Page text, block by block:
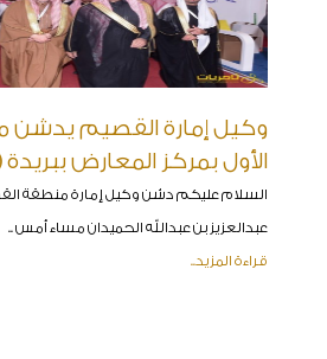
وكيل إمارة القصيم يدشن
الأول بمركز المعارض ببريدة ( 170 صورة
السلام عليكم دشن وكيل إمارة منطقة
عبدالعزيز بن عبدالله الحميدان مساء أمس ..
قراءة المزيد..